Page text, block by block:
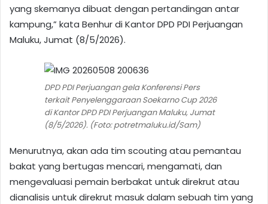
yang skemanya dibuat dengan pertandingan antar
kampung,” kata Benhur di Kantor DPD PDI Perjuangan
Maluku, Jumat (8/5/2026).
DPD PDI Perjuangan gela Konferensi Pers
terkait Penyelenggaraan Soekarno Cup 2026
di Kantor DPD PDI Perjuangan Maluku, Jumat
(8/5/2026). (Foto: potretmaluku.id/Sam)
Menurutnya, akan ada tim scouting atau pemantau
bakat yang bertugas mencari, mengamati, dan
mengevaluasi pemain berbakat untuk direkrut atau
dianalisis untuk direkrut masuk dalam sebuah tim yang